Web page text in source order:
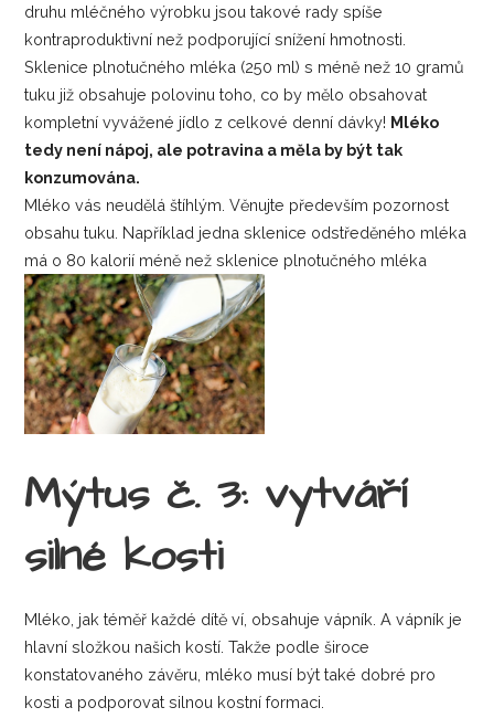
druhu mléčného výrobku jsou takové rady spíše
kontraproduktivní než podporující snížení hmotnosti.
Sklenice plnotučného mléka (250 ml) s méně než 10 gramů
tuku již obsahuje polovinu toho, co by mělo obsahovat
kompletní vyvážené jídlo z celkové denní dávky! Mléko
tedy není nápoj, ale potravina a měla by být tak
konzumována.
Mléko vás neudělá štíhlým. Věnujte především pozornost
obsahu tuku. Například jedna sklenice odstředěného mléka
má o 80 kalorií méně než sklenice plnotučného mléka
Mýtus č. 3: vytváří
silné kosti
Mléko, jak téměř každé dítě ví, obsahuje vápník. A vápník je
hlavní složkou našich kostí. Takže podle široce
konstatovaného závěru, mléko musí být také dobré pro
kosti a podporovat silnou kostní formaci.